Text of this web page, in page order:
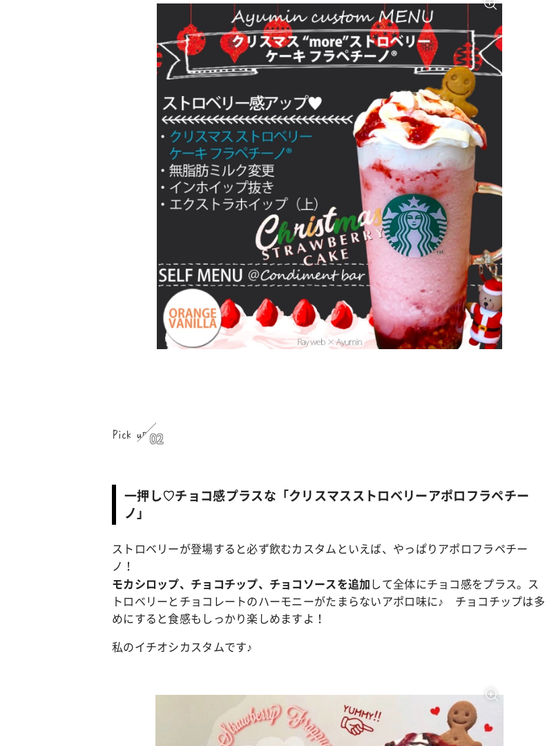
Pick up 02
一押し♡チョコ感プラスな「クリスマスストロベリーアポロフラペチー
ノ」
ストロベリーが登場すると必ず飲むカスタムといえば、やっぱりアポロフラペチー
ノ！
モカシロップ、チョコチップ、チョコソースを追加 して全体にチョコ感をプラス。ス
トロベリーとチョコレートのハーモニーがたまらないアポロ味に♪ チョコチップは多
めにすると食感もしっかり楽しめますよ！
私のイチオシカスタムです♪